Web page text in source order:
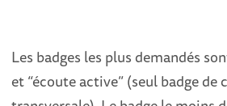
Les badges les plus demandés
et “écoute active” (seul badge de